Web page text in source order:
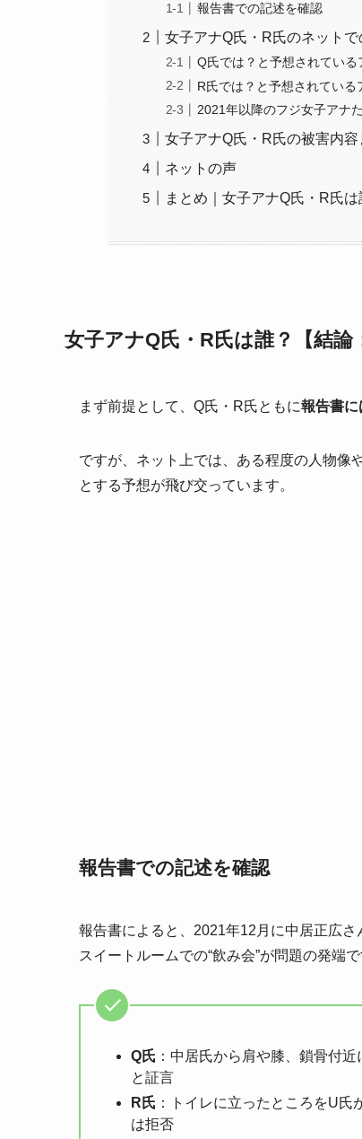
報告書での記述を確認
女子アナQ氏・R氏のネットで
Q氏では？と予想されている
R氏では？と予想されている
2021年以降のフジ女子アナ
女子アナQ氏・R氏の被害内容
ネットの声
まとめ｜女子アナQ氏・R氏は
女子アナQ氏・R氏は誰？【結論
まず前提として、Q氏・R氏ともに報告書に
ですが、ネット上では、ある程度の人物像
とする予想が飛び交っています。
報告書での記述を確認
報告書によると、2021年12月に中居正広
スイートルームでの“飲み会”が問題の発端で
Q氏 ：中居氏から肩や膝、鎖骨付
と証言
R氏 ：トイレに立ったところをU
は拒否